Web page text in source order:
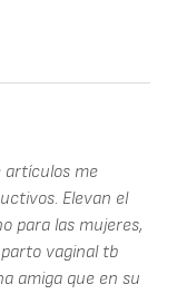
artículos me
Elevan el
para las mujeres,
vaginal tb
amiga que en su